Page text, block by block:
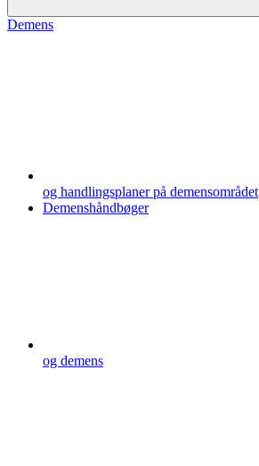
Demens
og handlingsplaner på demensområdet
Demenshåndbøger
og demens